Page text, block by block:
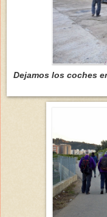
Dejamos los coches